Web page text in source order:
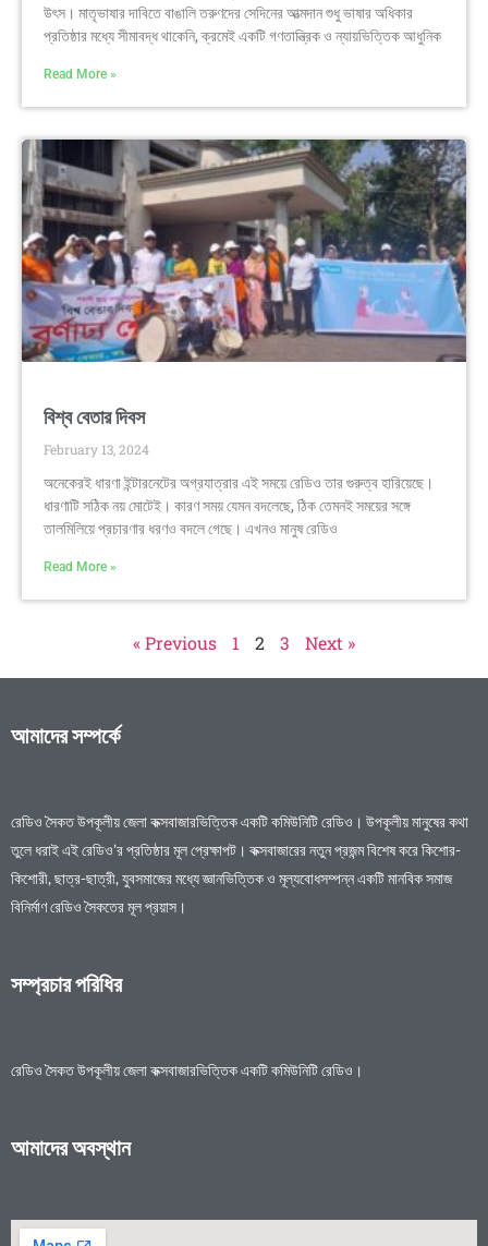
উৎস। মাতৃভাষার দাবিতে বাঙালি তরুণদের সেদিনের আত্মদান শুধু ভাষার অধিকার
প্রতিষ্ঠার মধ্যে সীমাবদ্ধ থাকেনি, ক্রমেই একটি গণতান্ত্রিক ও ন্যায়ভিত্তিক আধুনিক
Read More »
বিশ্ব বেতার দিবস
February 13, 2024
অনেকেরই ধারণা ইন্টারনেটের অগ্রযাত্রার এই সময়ে রেডিও তার গুরুত্ব হারিয়েছে।
ধারণাটি সঠিক নয় মোটেই। কারণ সময় যেমন বদলেছে, ঠিক তেমনই সময়ের সঙ্গে
তালমিলিয়ে প্রচারণার ধরণও বদলে গেছে। এখনও মানুষ রেডিও
Read More »
« Previous 1 2 3 Next »
আমাদের সম্পর্কে
রেডিও সৈকত উপকূলীয় জেলা কক্সবাজারভিত্তিক একটি কমিউনিটি রেডিও। উপকূলীয় মানুষের কথা
তুলে ধরাই এই রেডিও’র প্রতিষ্ঠার মূল প্রেক্ষাপট। কক্সবাজারের নতুন প্রজন্ম বিশেষ করে কিশোর-
কিশোরী, ছাত্র-ছাত্রী, যুবসমাজের মধ্যে জ্ঞানভিত্তিক ও মূল্যবোধসম্পন্ন একটি মানবিক সমাজ
বিনির্মাণ রেডিও সৈকতের মূল প্রয়াস।
সম্প্রচার পরিধির
রেডিও সৈকত উপকূলীয় জেলা কক্সবাজারভিত্তিক একটি কমিউনিটি রেডিও।
আমাদের অবস্থান